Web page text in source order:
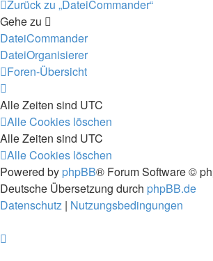
Zurück zu „DateiCommander“
Gehe zu
DateiCommander
DateiOrganisierer
Foren-Übersicht
Alle Zeiten sind UTC
Alle Cookies löschen
Alle Zeiten sind UTC
Alle Cookies löschen
Powered by phpBB® Forum Software ©
Deutsche Übersetzung durch phpBB.de
Datenschutz | Nutzungsbedingungen